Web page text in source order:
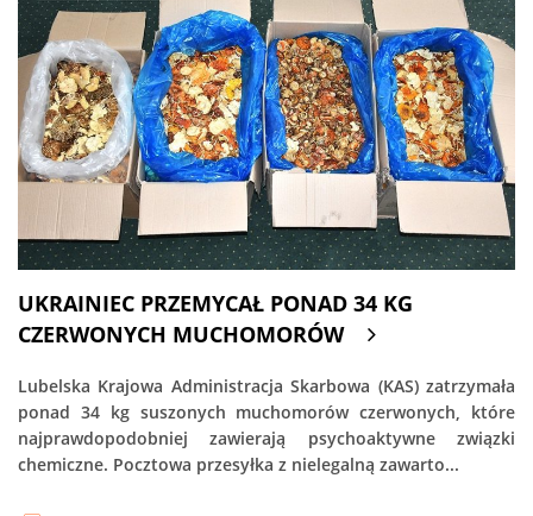
UKRAINIEC PRZEMYCAŁ PONAD 34 KG
CZERWONYCH MUCHOMORÓW
Lubelska Krajowa Administracja Skarbowa (KAS) zatrzymała
ponad 34 kg suszonych muchomorów czerwonych, które
najprawdopodobniej zawierają psychoaktywne związki
chemiczne. Pocztowa przesyłka z nielegalną zawarto...